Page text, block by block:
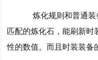
炼化规则和普通装
匹配的炼化石，能刷新时
性的数值。而且时装装备